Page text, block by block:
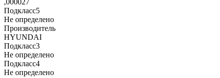
,000027
Подкласс5
Не определено
Производитель
HYUNDAI
Подкласс3
Не определено
Подкласс4
Не определено